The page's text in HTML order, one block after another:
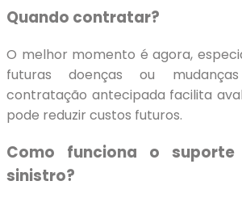
Quando contratar?
O melhor momento é agora,
futuras doenças ou
contratação antecipada facilita
pode reduzir custos futuros.
Como funciona o
sinistro?